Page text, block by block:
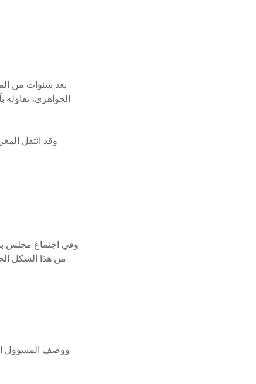
الجواهري،
وقد انتقل
من هذا الشكل
ووصف المسؤول